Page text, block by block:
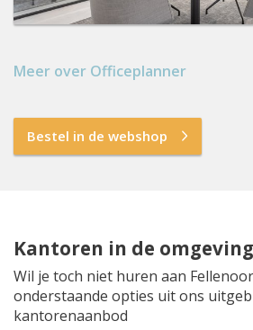
Meer over Officeplanner
Bestel in de webshop
Kantoren in de omgeving
Wil je toch niet huren aan
onderstaande opties uit ons
kantorenaanbod